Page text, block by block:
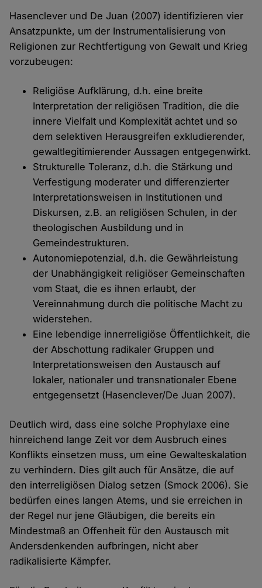
Hasenclever und De Juan (2007) identifizieren vier
Ansatzpunkte, um der Instrumentalisierung von
Religionen zur Rechtfertigung von Gewalt und Krieg
vorzubeugen:
Religiöse Aufklärung, d.h. eine breite
Interpretation der religiösen Tradition, die die
innere Vielfalt und Komplexität achtet und so
dem selektiven Herausgreifen exkludierender,
gewaltlegitimierender Aussagen entgegenwirkt.
Strukturelle Toleranz, d.h. die Stärkung und
Verfestigung moderater und differenzierter
Interpretationsweisen in Institutionen und
Diskursen, z.B. an religiösen Schulen, in der
theologischen Ausbildung und in
Gemeindestrukturen.
Autonomiepotenzial, d.h. die Gewährleistung
der Unabhängigkeit religiöser Gemeinschaften
vom Staat, die es ihnen erlaubt, der
Vereinnahmung durch die politische Macht zu
widerstehen.
Eine lebendige innerreligiöse Öffentlichkeit, die
der Abschottung radikaler Gruppen und
Interpretationsweisen den Austausch auf
lokaler, nationaler und transnationaler Ebene
entgegensetzt (Hasenclever/De Juan 2007).
Deutlich wird, dass eine solche Prophylaxe eine
hinreichend lange Zeit vor dem Ausbruch eines
Konflikts einsetzen muss, um eine Gewalteskalation
zu verhindern. Dies gilt auch für Ansätze, die auf
den interreligiösen Dialog setzen (Smock 2006). Sie
bedürfen eines langen Atems, und sie erreichen in
der Regel nur jene Gläubigen, die bereits ein
Mindestmaß an Offenheit für den Austausch mit
Andersdenkenden aufbringen, nicht aber
radikalisierte Kämpfer.